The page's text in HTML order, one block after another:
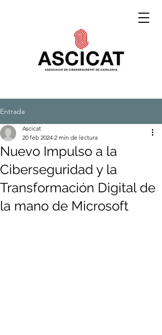
Entrada
Nuevo Impulso a la
Ciberseguridad y la
Transformación Digital de
la mano de Microsoft
Ascicat
20 feb 2024 2 min de lectura